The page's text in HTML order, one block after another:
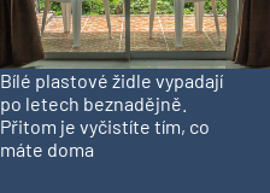
Bílé plastové židle vypadají
po letech beznadějně.
Přitom je vyčistíte tím, co
máte doma